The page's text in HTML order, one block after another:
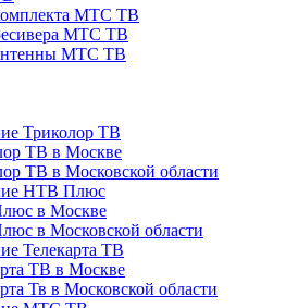
МТС ТВ
МТС ТВ
МТС ТВ
Триколор ТВ
ТВ в Москве
ТВ в Московской области
НТВ Плюс
в Москве
в Московской области
Телекарта ТВ
ТВ в Москве
Тв в Московской области